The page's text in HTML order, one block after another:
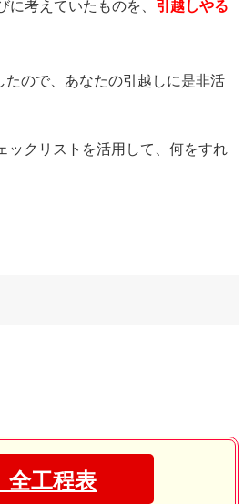
考えていたものを、 引越しやる
ので、あなたの引越しに是非活
ックリストを活用して、何をすれ
工程表